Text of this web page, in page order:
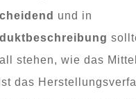
und in
stehen, wie das
das